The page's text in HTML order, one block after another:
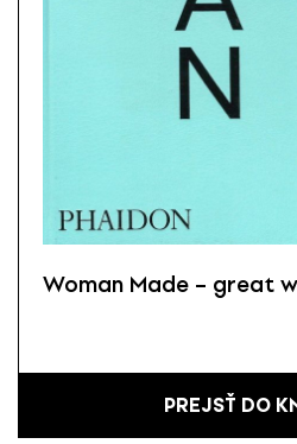
Woman Made – great
PREJSŤ DO